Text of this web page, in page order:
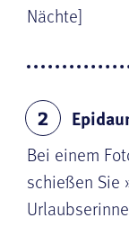
Nächte]
2
Bei einem
schießen Sie